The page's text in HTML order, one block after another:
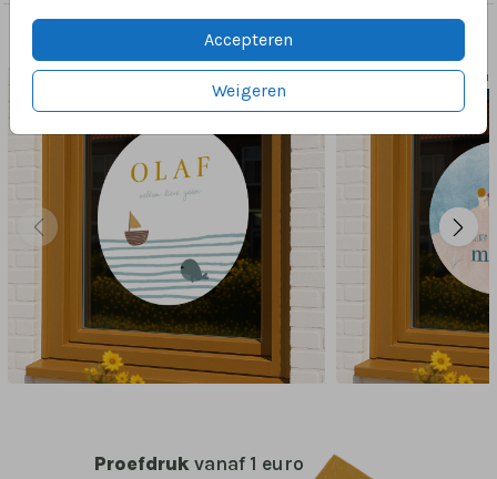
Accepteren
Weigeren
Dit vind je misschien ook leuk
Proefdruk vanaf 1 euro